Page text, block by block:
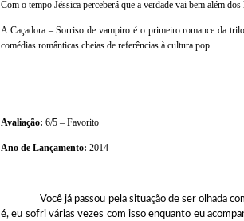
Com o tempo Jéssica perceberá que a verdade vai bem além
A Caçadora – Sorriso de vampiro é o primeiro romance da
comédias românticas cheias de referências à cultura pop.
Avaliação: 6/5 – Favorito
Ano de Lançamento: 2014
Você já passou pela situação de ser olhada
é, eu sofri várias vezes com isso enquanto eu